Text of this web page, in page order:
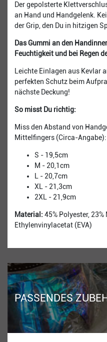
Der gepolsterte
an Hand und Handgelenk.
der Grip, den Du in hitzigen
Das Gummi an den
Feuchtigkeit und bei Regen
Leichte Einlagen aus Kevlar
perfekten Schutz beim
nächste Deckung!
So misst Du richtig:
Miss den Abstand von
Mittelfingers (Circa-Angabe):
S - 19,5cm
M - 20,1cm
L - 20,7cm
XL - 21,3cm
2XL - 21,9cm
Material: 45% Polyester,
Ethylenvinylacetat (EVA)
PASSENDES